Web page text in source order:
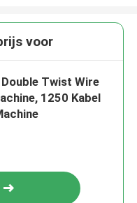
voor
Twist Wire
1250 Kabel